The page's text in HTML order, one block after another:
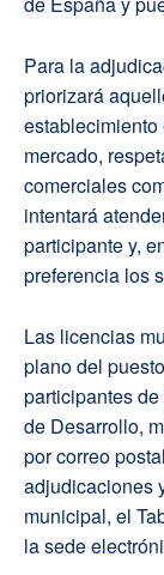
Para la
priorizará
mercado,
comerciales
intentará
participante y,
preferencia los
Las licencias
plano del
participantes
de Desarrollo,
por correo
adjudicaciones
municipal, el
la sede